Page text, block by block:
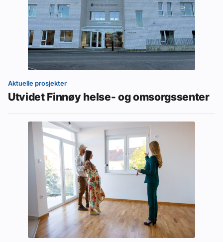
Aktuelle prosjekter
Utvidet Finnøy helse- og omsorgssenter